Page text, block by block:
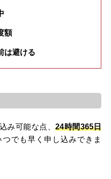
額
は避ける
み可能な点、24時間365日
でも早く申し込みできま